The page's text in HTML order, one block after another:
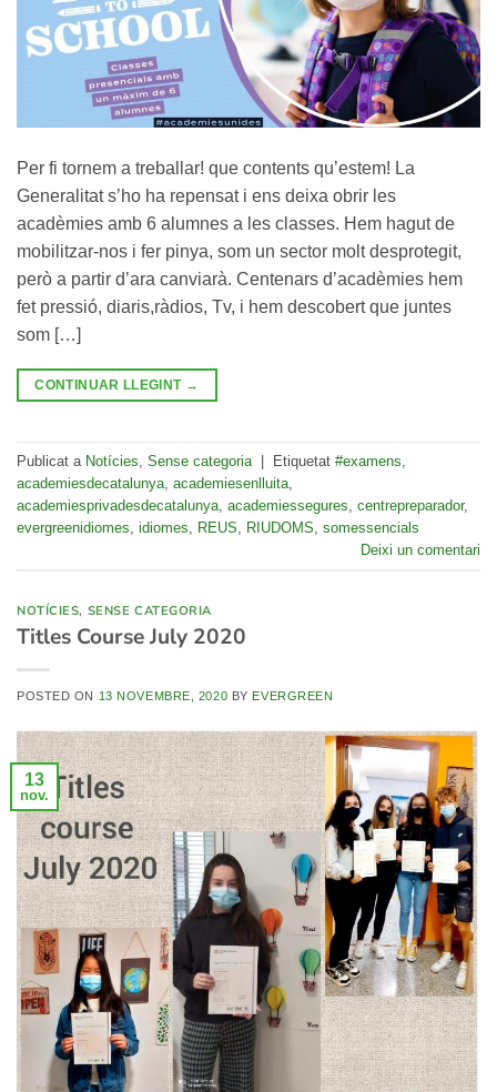
Per fi tornem a treballar! que contents qu’estem! La
Generalitat s’ho ha repensat i ens deixa obrir les
acadèmies amb 6 alumnes a les classes. Hem hagut de
mobilitzar-nos i fer pinya, som un sector molt desprotegit,
però a partir d’ara canviarà. Centenars d’acadèmies hem
fet pressió, diaris,ràdios, Tv, i hem descobert que juntes
som […]
CONTINUAR LLEGINT →
Publicat a Notícies Sense categoria Etiquetat #examens
academiesdecatalunya academiesenlluita
academiesprivadesdecatalunya academiessegures centrepreparador,
evergreenidiomes idiomes REUS RIUDOMS somessencials
Deixi un comentari
NOTÍCIES, SENSE CATEGORIA
Titles Course July 2020
POSTED ON 13 NOVEMBRE, 2020 BY EVERGREEN
13
nov.